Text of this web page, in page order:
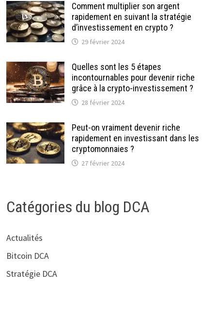
Comment multiplier son argent
rapidement en suivant la stratégie
d’investissement en crypto ?
29 février 2024
Quelles sont les 5 étapes
incontournables pour devenir riche
grâce à la crypto-investissement ?
28 février 2024
Peut-on vraiment devenir riche
rapidement en investissant dans les
cryptomonnaies ?
27 février 2024
Catégories du blog DCA
Actualités
Bitcoin DCA
Stratégie DCA